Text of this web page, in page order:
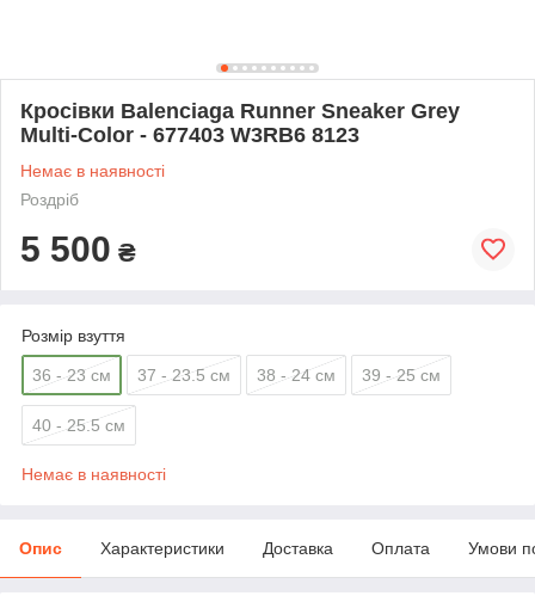
Кросівки Balenciaga Runner Sneaker Grey
Multi-Color - 677403 W3RB6 8123
Немає в наявності
Роздріб
5 500 ₴
Розмір взуття
36 - 23 см 37 - 23.5 см 38 - 24 см 39 - 25 см
40 - 25.5 см
Немає в наявності
Опис Характеристики Доставка Оплата Умови